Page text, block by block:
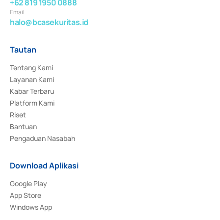
+62 819 1950 0888
Email
halo@bcasekuritas.id
Tautan
Tentang Kami
Layanan Kami
Kabar Terbaru
Platform Kami
Riset
Bantuan
Pengaduan Nasabah
Download Aplikasi
Google Play
App Store
Windows App